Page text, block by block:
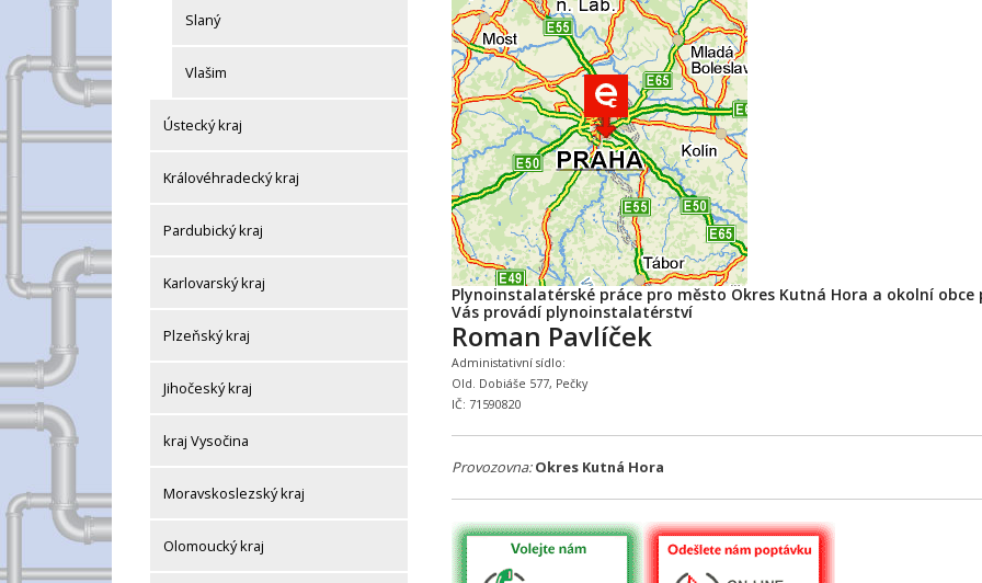
Slaný
Vlašim
Ústecký kraj
Královéhradecký kraj
Pardubický kraj
Karlovarský kraj
Plzeňský kraj
Jihočeský kraj
kraj Vysočina
Moravskoslezský kraj
Olomoucký kraj
Plynoinstalatérské práce pro město Okres Kutná Hora a okolní obce
Vás provádí plynoinstalatérství
Roman Pavlíček
Administativní sídlo:
Old. Dobiáše 577, Pečky
IČ: 71590820
Provozovna: Okres Kutná Hora